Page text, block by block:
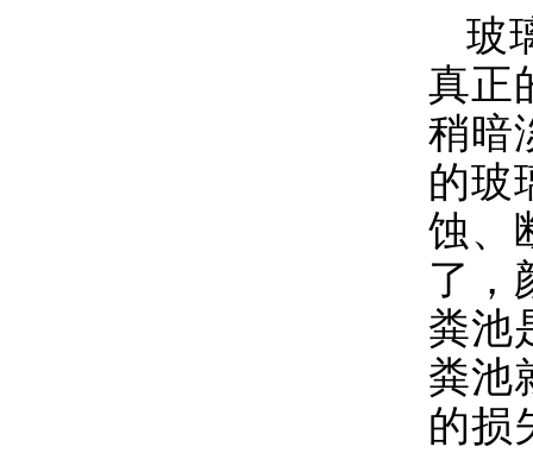
玻
真正
稍暗
的玻
蚀、
了，
粪池
粪池
的损